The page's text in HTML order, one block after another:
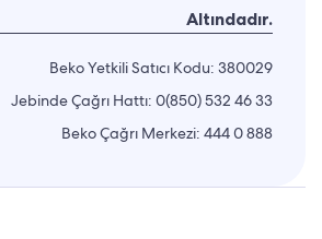
Altındadır.
Beko Yetkili Satıcı Kodu: 380029
Jebinde Çağrı Hattı: 0(850) 532 46 33
Beko Çağrı Merkezi: 444 0 888